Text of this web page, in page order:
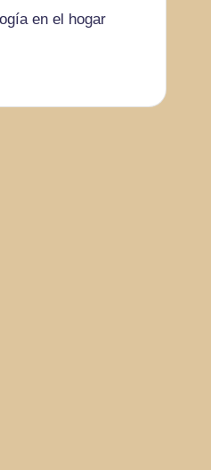
en el hogar